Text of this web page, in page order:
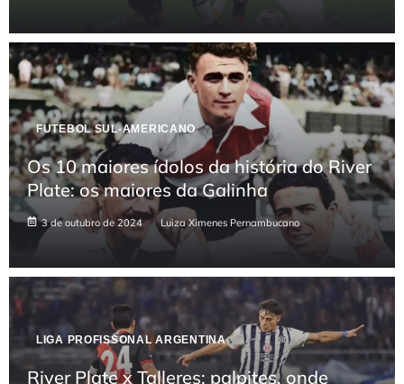
FUTEBOL SUL-AMERICANO
Os 10 maiores ídolos da história do River
Plate: os maiores da Galinha
3 de outubro de 2024 Luiza Ximenes Pernambucano
LIGA PROFISSONAL ARGENTINA
River Plate x Talleres: palpites, onde